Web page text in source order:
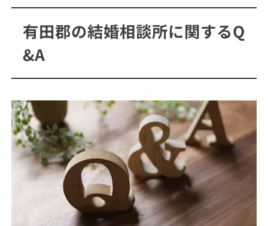
有田郡の結婚相談所に関するQ
&A